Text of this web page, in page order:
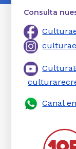
Consulta
Canal